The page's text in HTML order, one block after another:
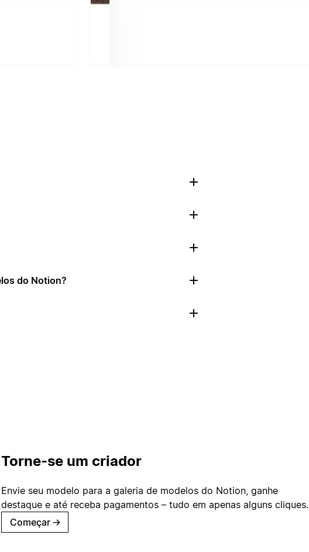
do Notion?
Torne-se um criador
Envie seu modelo para a galeria de modelos do Notion, ganhe
destaque e até receba pagamentos – tudo em apenas alguns cliques.
Começar →